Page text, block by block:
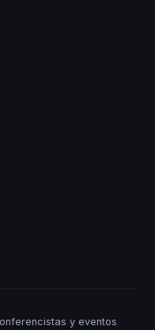
y eventos